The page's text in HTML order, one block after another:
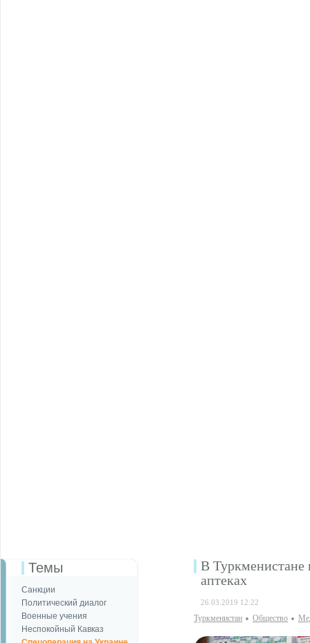
Темы
Санкции
Политический диалог
Военные учения
Неспокойный Кавказ
В Туркменистане
аптеках
26.03.2019 12:22
Туркменистан Общество